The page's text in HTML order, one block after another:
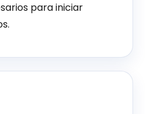
para iniciar